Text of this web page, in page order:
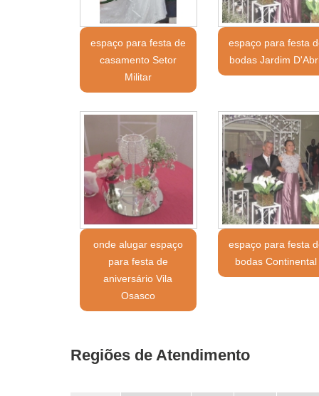
espaço para festa de
casamento Setor
Militar
espaço para festa
bodas Jardim
onde alugar espaço
para festa de
aniversário Vila
Osasco
espaço para festa
bodas Continental
Regiões de Atendimento